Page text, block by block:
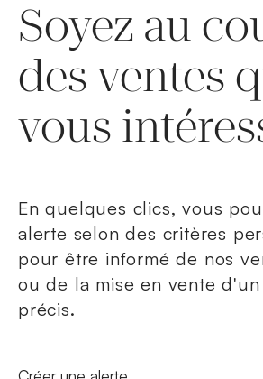
Soyez au
des ventes
vous
En quelques clics, vous
alerte selon des critères
pour être informé de nos
ou de la mise en vente
précis.
Nouvelle fenêtre